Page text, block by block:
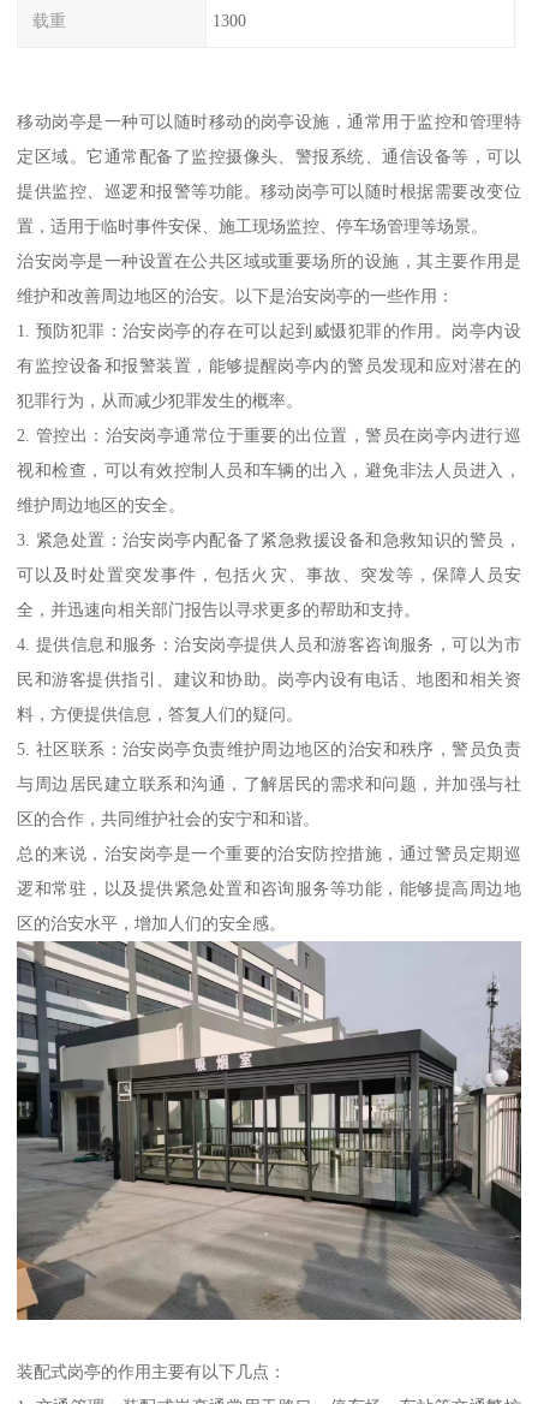
载重 1300
移动岗亭是一种可以随时移动的岗亭设施，通常用于监控和管理特
定区域。它通常配备了监控摄像头、警报系统、通信设备等，可以
提供监控、巡逻和报警等功能。移动岗亭可以随时根据需要改变位
置，适用于临时事件安保、施工现场监控、停车场管理等场景。
治安岗亭是一种设置在公共区域或重要场所的设施，其主要作用是
维护和改善周边地区的治安。以下是治安岗亭的一些作用：
1. 预防犯罪：治安岗亭的存在可以起到威慑犯罪的作用。岗亭内设
有监控设备和报警装置，能够提醒岗亭内的警员发现和应对潜在的
犯罪行为，从而减少犯罪发生的概率。
2. 管控出：治安岗亭通常位于重要的出位置，警员在岗亭内进行巡
视和检查，可以有效控制人员和车辆的出入，避免非法人员进入，
维护周边地区的安全。
3. 紧急处置：治安岗亭内配备了紧急救援设备和急救知识的警员，
可以及时处置突发事件，包括火灾、事故、突发等，保障人员安
全，并迅速向相关部门报告以寻求更多的帮助和支持。
4. 提供信息和服务：治安岗亭提供人员和游客咨询服务，可以为市
民和游客提供指引、建议和协助。岗亭内设有电话、地图和相关资
料，方便提供信息，答复人们的疑问。
5. 社区联系：治安岗亭负责维护周边地区的治安和秩序，警员负责
与周边居民建立联系和沟通，了解居民的需求和问题，并加强与社
区的合作，共同维护社会的安宁和和谐。
总的来说，治安岗亭是一个重要的治安防控措施，通过警员定期巡
逻和常驻，以及提供紧急处置和咨询服务等功能，能够提高周边地
区的治安水平，增加人们的安全感。
装配式岗亭的作用主要有以下几点：